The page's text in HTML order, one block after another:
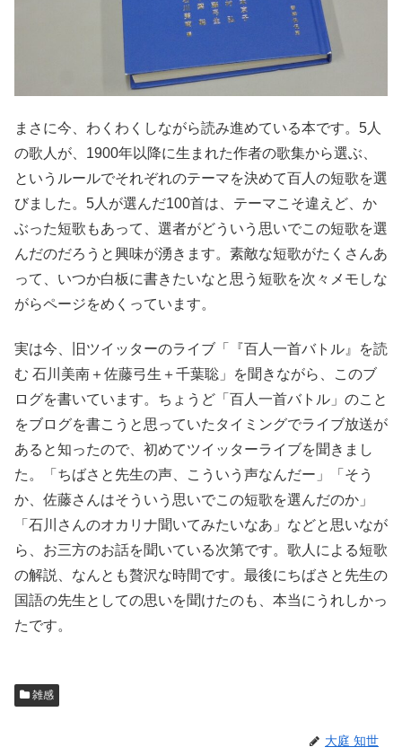
まさに今、わくわくしながら読み進めている本です。5人
の歌人が、1900年以降に生まれた作者の歌集から選ぶ、
というルールでそれぞれのテーマを決めて百人の短歌を選
びました。5人が選んだ100首は、テーマこそ違えど、か
ぶった短歌もあって、選者がどういう思いでこの短歌を選
んだのだろうと興味が湧きます。素敵な短歌がたくさんあ
って、いつか白板に書きたいなと思う短歌を次々メモしな
がらページをめくっています。
実は今、旧ツイッターのライブ「『百人一首バトル』を読
む 石川美南＋佐藤弓生＋千葉聡」を聞きながら、このブ
ログを書いています。ちょうど「百人一首バトル」のこと
をブログを書こうと思っていたタイミングでライブ放送が
あると知ったので、初めてツイッターライブを聞きまし
た。「ちばさと先生の声、こういう声なんだー」「そう
か、佐藤さんはそういう思いでこの短歌を選んだのか」
「石川さんのオカリナ聞いてみたいなあ」などと思いなが
ら、お三方のお話を聞いている次第です。歌人による短歌
の解説、なんとも贅沢な時間です。最後にちばさと先生の
国語の先生としての思いを聞けたのも、本当にうれしかっ
たです。
雑感
大庭 知世